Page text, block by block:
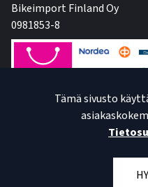
Bikeimport Finland Oy
0981853-8
Tämä sivusto